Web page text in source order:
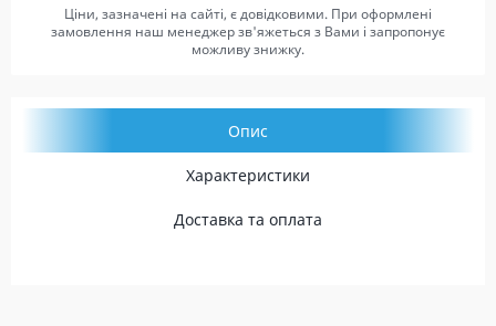
Ціни, зазначені на сайті, є довідковими. При оформлені
замовлення наш менеджер зв'яжеться з Вами і запропонує
можливу знижку.
Опис
Характеристики
Доставка та оплата